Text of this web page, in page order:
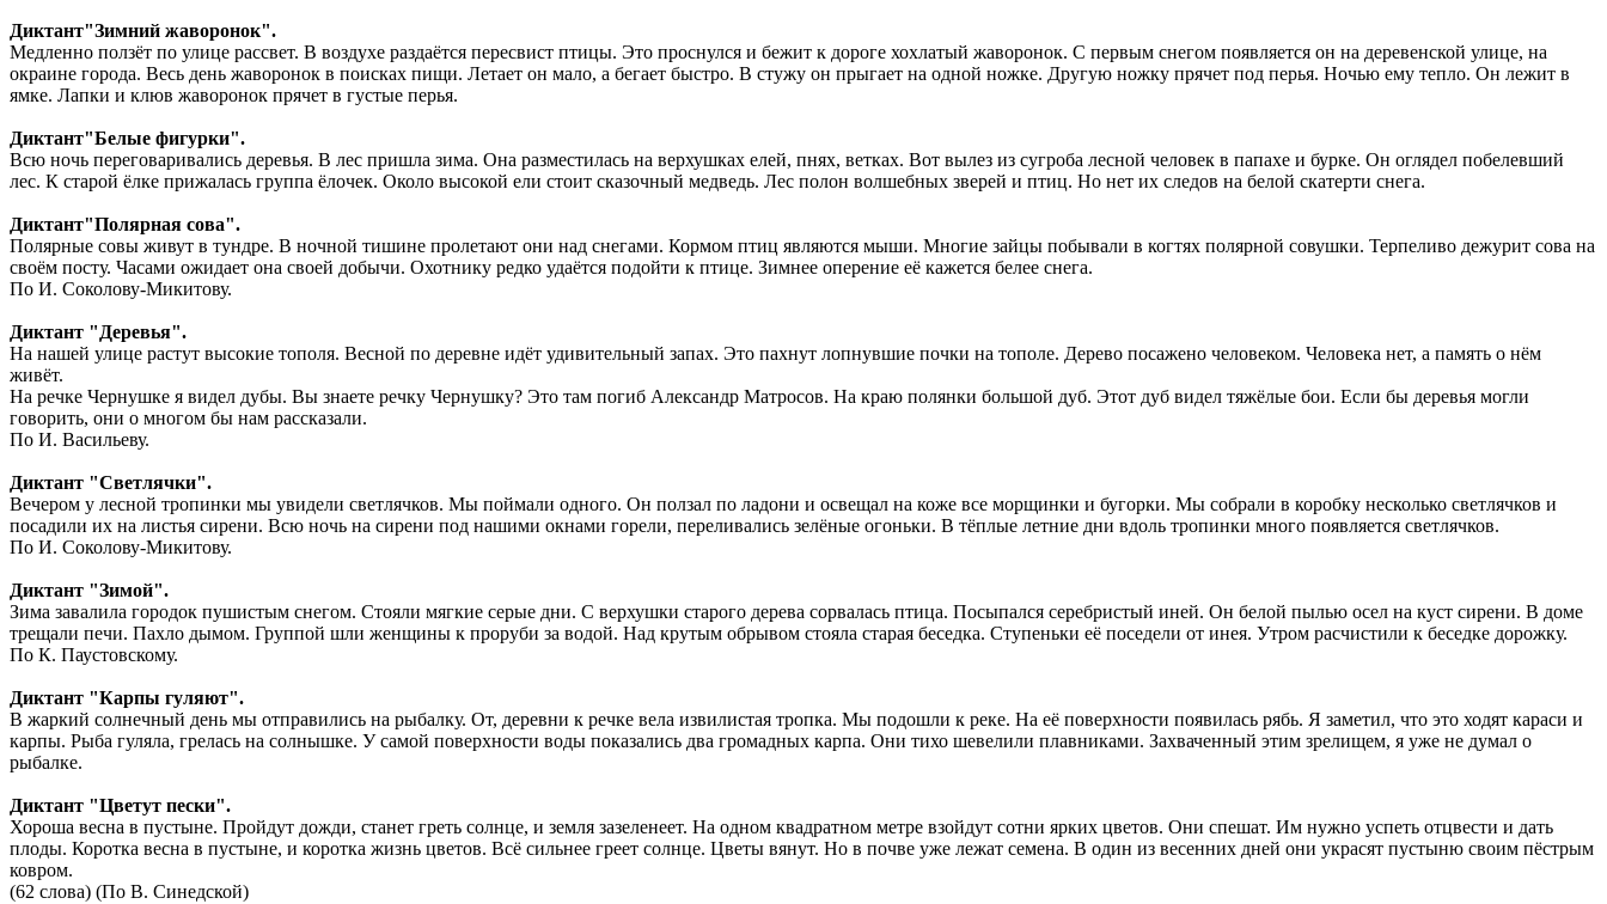
Диктант"Зимний жаворонок".
Медленно ползёт по улице рассвет. В воздухе раздаётся пересвист птицы. Это проснулся и бежит к дороге хохлатый жаворонок. С первым снегом появляется он на деревенской улице, на
окраине города. Весь день жаворонок в поисках пищи. Летает он мало, а бегает быстро. В стужу он прыгает на одной ножке. Другую ножку прячет под перья. Ночью ему тепло. Он лежит в
ямке. Лапки и клюв жаворонок прячет в густые перья.
Диктант"Белые фигурки".
Всю ночь переговаривались деревья. В лес пришла зима. Она разместилась на верхушках елей, пнях, ветках. Вот вылез из сугроба лесной человек в папахе и бурке. Он оглядел побелевший
лес. К старой ёлке прижалась группа ёлочек. Около высокой ели стоит сказочный медведь. Лес полон волшебных зверей и птиц. Но нет их следов на белой скатерти снега.
Диктант"Полярная сова".
Полярные совы живут в тундре. В ночной тишине пролетают они над снегами. Кормом птиц являются мыши. Многие зайцы побывали в когтях полярной совушки. Терпеливо дежурит сова на
своём посту. Часами ожидает она своей добычи. Охотнику редко удаётся подойти к птице. Зимнее оперение её кажется белее снега.
По И. Соколову-Микитову.
Диктант "Деревья".
На нашей улице растут высокие тополя. Весной по деревне идёт удивительный запах. Это пахнут лопнувшие почки на тополе. Дерево посажено человеком. Человека нет, а память о нём
живёт.
На речке Чернушке я видел дубы. Вы знаете речку Чернушку? Это там погиб Александр Матросов. На краю полянки большой дуб. Этот дуб видел тяжёлые бои. Если бы деревья могли
говорить, они о многом бы нам рассказали.
По И. Васильеву.
Диктант "Светлячки".
Вечером у лесной тропинки мы увидели светлячков. Мы поймали одного. Он ползал по ладони и освещал на коже все морщинки и бугорки. Мы собрали в коробку несколько светлячков и
посадили их на листья сирени. Всю ночь на сирени под нашими окнами горели, переливались зелёные огоньки. В тёплые летние дни вдоль тропинки много появляется светлячков.
По И. Соколову-Микитову.
Диктант "Зимой".
Зима завалила городок пушистым снегом. Стояли мягкие серые дни. С верхушки старого дерева сорвалась птица. Посыпался серебристый иней. Он белой пылью осел на куст сирени. В доме
трещали печи. Пахло дымом. Группой шли женщины к проруби за водой. Над крутым обрывом стояла старая беседка. Ступеньки её поседели от инея. Утром расчистили к беседке дорожку.
По К. Паустовскому.
Диктант "Карпы гуляют".
В жаркий солнечный день мы отправились на рыбалку. От, деревни к речке вела извилистая тропка. Мы подошли к реке. На её поверхности появилась рябь. Я заметил, что это ходят караси и
карпы. Рыба гуляла, грелась на солнышке. У самой поверхности воды показались два громадных карпа. Они тихо шевелили плавниками. Захваченный этим зрелищем, я уже не думал о
рыбалке.
Диктант "Цветут пески".
Хороша весна в пустыне. Пройдут дожди, станет греть солнце, и земля зазеленеет. На одном квадратном метре взойдут сотни ярких цветов. Они спешат. Им нужно успеть отцвести и дать
плоды. Коротка весна в пустыне, и коротка жизнь цветов. Всё сильнее греет солнце. Цветы вянут. Но в почве уже лежат семена. В один из весенних дней они украсят пустыню своим пёстрым
ковром.
(62 слова) (По В. Синедской)